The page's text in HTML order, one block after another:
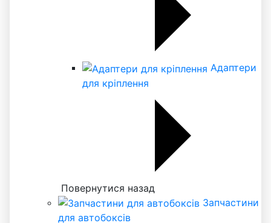
Адаптери
для кріплення
Повернутися назад
Запчастини
для автобоксів